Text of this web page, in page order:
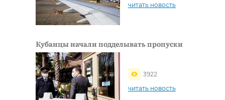
читать новость
Кубанцы начали подделывать пропуски
3922
читать новость